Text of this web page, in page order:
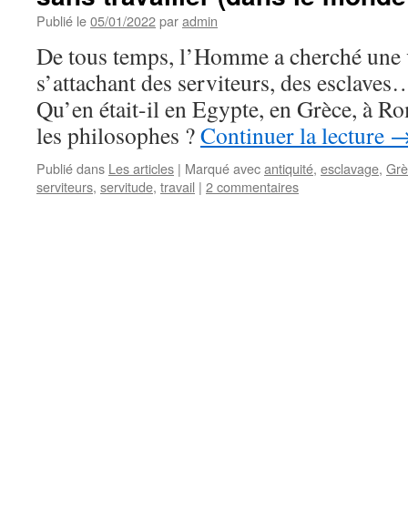
Publié le05/01/2022paradmin
De tous temps, l’Homme a cherché
s’attachant des serviteurs, des
Qu’en était-il en Egypte, en Grèce, à
les philosophes ?Continuer la lecture
Publié dans Les articles | Marqué avecantiquité, esclavage,
serviteurs, servitude, travail | 2 commentaires